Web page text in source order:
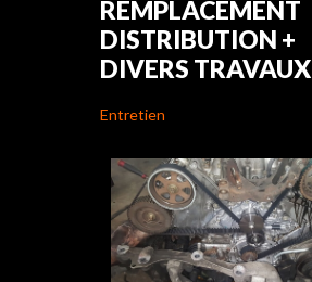
REMPLACEMENT
DISTRIBUTION +
DIVERS TRAVAUX
Entretien